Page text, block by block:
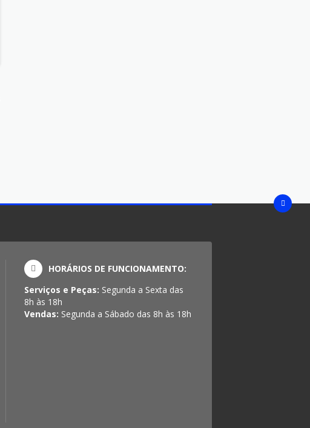
HORÁRIOS DE FUNCIONAMENTO:
Serviços e Peças: Segunda a Sexta das
8h às 18h
Vendas: Segunda a Sábado das 8h às 18h